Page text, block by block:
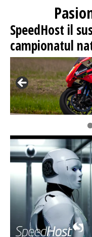
SpeedHost il
campionatul